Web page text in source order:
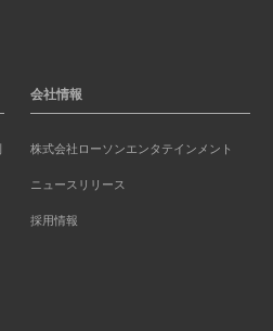
会社情報
株式会社ローソンエンタテインメント
ニュースリリース
採用情報